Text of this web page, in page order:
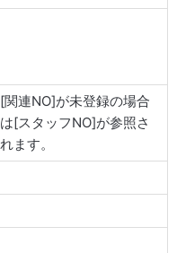
[関連NO]が未登録の場合
は[スタッフNO]が参照さ
れます。